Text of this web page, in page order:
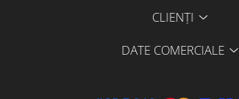
CLIENȚI
DATE COMERCIALE